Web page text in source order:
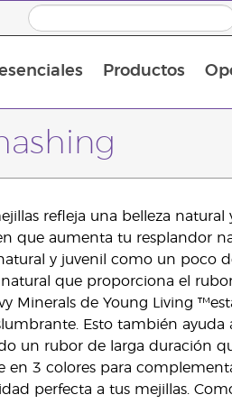
Productos
refleja una belleza
que aumenta tu resplandor
y juvenil como un poco
que proporciona el
Minerals de Young Living
Esto también
un rubor de larga duración
en 3 colores para
perfecta a tus mejillas.